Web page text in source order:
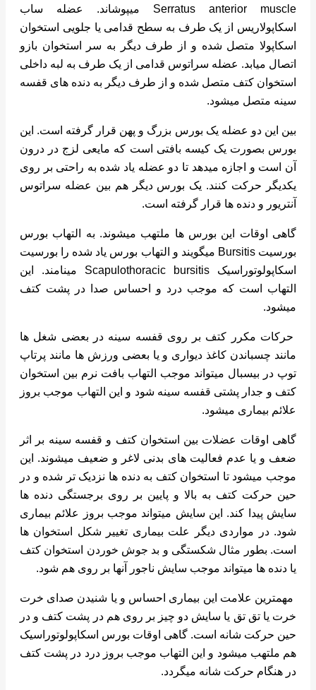
Serratus anterior muscle میپوشاند. عضله ساب
اسکاپولاریس از یک طرف به سطح قدامی یا جلویی استخوان
اسکاپولا متصل شده و از طرف دیگر به سر استخوان بازو
اتصال میابد. عضله سراتوس قدامی از یک طرف به لبه داخلی
استخوان کتف متصل شده و از طرف دیگر به دنده های قفسه
سینه متصل میشود.
بین این دو عضله یک بورس بزرگ و پهن قرار گرفته است. این
بورس بصورت یک کیسه بافتی است که مایعی لزج در درون
آن است و اجازه میدهد تا دو عضله یاد شده به راحتی بر روی
یکدیگر حرکت کنند. یک بورس دیگر هم بین عضله سراتوس
آنتریور و دنده ها قرار گرفته است.
گاهی اوقات این بورس ها ملتهب میشوند. به التهاب بورس
بورسیت Bursitis میگویند و التهاب بورس یاد شده را بورسیت
اسکاپولوتوراسیک Scapulothoracic bursitis مینامند. این
التهاب است که موجب درد و احساس صدا در پشت کتف
میشود.
حرکات مکرر کتف بر روی قفسه سینه در بعضی شغل ها
مانند چسباندن کاغذ دیواری و یا بعضی ورزش ها مانند پرتاپ
توپ در بیسبال میتواند موجب التهاب بافت نرم بین استخوان
کتف و جدار پشتی قفسه سینه شود و این التهاب موجب بروز
علائم بیماری میشود.
گاهی اوقات عضلات بین استخوان کتف و قفسه سینه بر اثر
ضعف و یا عدم فعالیت های بدنی لاغر و ضعیف میشوند. این
موجب میشود تا استخوان کتف به دنده ها نزدیک تر شده و در
حین حرکت کتف به بالا و پایین بر روی برجستگی دنده ها
سایش پیدا کند. این سایش میتواند موجب بروز علائم بیماری
شود. در مواردی دیگر علت بیماری تغییر شکل استخوان ها
است. بطور مثال شکستگی و بد جوش خوردن استخوان کتف
یا دنده ها میتواند موجب سایش ناجور آنها بر روی هم شود.
مهمترین علامت این بیماری احساس و یا شنیدن صدای خرت
خرت یا تق تق یا سایش دو چیز بر روی هم در پشت کتف و در
حین حرکت شانه است. گاهی اوقات بورس اسکاپولوتوراسیک
هم ملتهب میشود و این التهاب موجب بروز درد در پشت کتف
در هنگام حرکت شانه میگردد.